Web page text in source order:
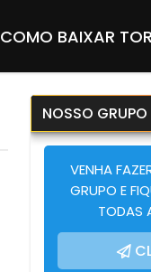
COMO BAIXAR
NOSSO
VENHA
GRUPO E
TODAS